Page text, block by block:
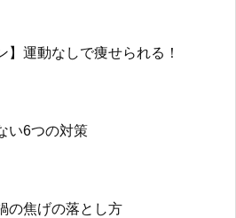
】運動なしで痩せられる！
い6つの対策
の焦げの落とし方